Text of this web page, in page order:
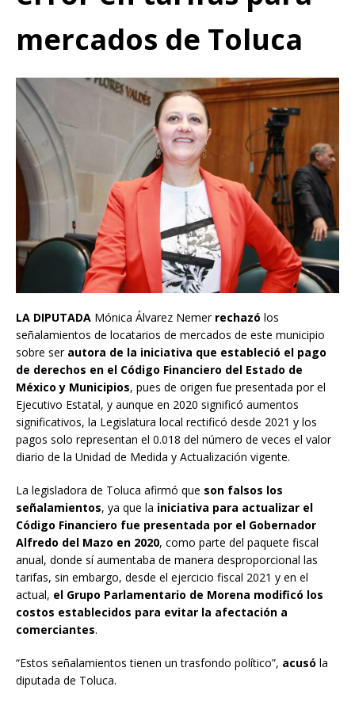
mercados de Toluca
LA DIPUTADA Mónica Álvarez Nemer rechazó los
señalamientos de locatarios de mercados de este municipio
sobre ser autora de la iniciativa que estableció el pago
de derechos en el Código Financiero del Estado de
México y Municipios, pues de origen fue presentada por el
Ejecutivo Estatal, y aunque en 2020 significó aumentos
significativos, la Legislatura local rectificó desde 2021 y los
pagos solo representan el 0.018 del número de veces el valor
diario de la Unidad de Medida y Actualización vigente.
La legisladora de Toluca afirmó que son falsos los
señalamientos, ya que la iniciativa para actualizar el
Código Financiero fue presentada por el Gobernador
Alfredo del Mazo en 2020, como parte del paquete fiscal
anual, donde sí aumentaba de manera desproporcional las
tarifas, sin embargo, desde el ejercicio fiscal 2021 y en el
actual, el Grupo Parlamentario de Morena modificó los
costos establecidos para evitar la afectación a
comerciantes.
“Estos señalamientos tienen un trasfondo político”, acusó la
diputada de Toluca.